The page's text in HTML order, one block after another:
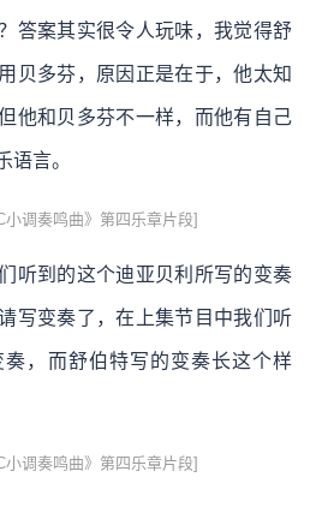
答案其实很令人玩味，我觉得舒
贝多芬，原因正是在于，他太知
他和贝多芬不一样，而他有自己
语言。
小调奏鸣曲》第四乐章片段]
听到的这个迪亚贝利所写的变奏
写变奏了，在上集节目中我们听
，而舒伯特写的变奏长这个样
小调奏鸣曲》第四乐章片段]